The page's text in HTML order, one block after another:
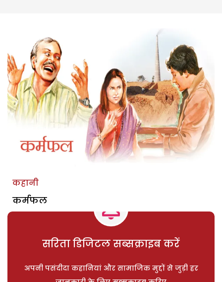
कहानी
कर्मफल
सरिता डिजिटल सब्सक्राइब करें
अपनी पसंदीदा कहानियां और सामाजिक मुद्दों से जुड़ी हर